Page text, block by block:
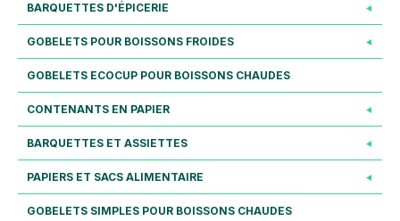
BARQUETTES D'ÉPICERIE
GOBELETS POUR BOISSONS FROIDES
GOBELETS ECOCUP POUR BOISSONS CHAUDES
CONTENANTS EN PAPIER
BARQUETTES ET ASSIETTES
PAPIERS ET SACS ALIMENTAIRE
GOBELETS SIMPLES POUR BOISSONS CHAUDES